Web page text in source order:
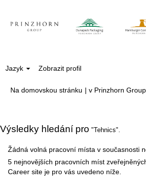
Jazyk Zobrazit profil
Na domovskou stránku | v Prinzhorn
Výsledky hledání pro "Tehnics".
Žádná volná pracovní místa v současnosti
5 nejnovějších pracovních míst
Career site je pro vás uvedeno níže.